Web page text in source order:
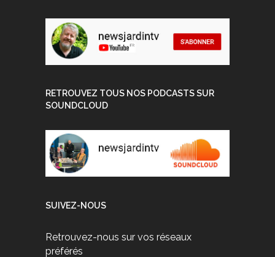
RETROUVEZ TOUS NOS PODCASTS SUR
SOUNDCLOUD
SUIVEZ-NOUS
Retrouvez-nous sur vos réseaux
préférés